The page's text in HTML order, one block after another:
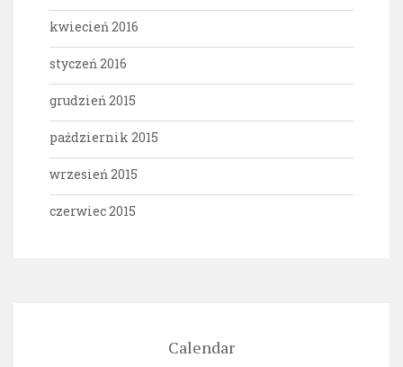
kwiecień 2016
styczeń 2016
grudzień 2015
październik 2015
wrzesień 2015
czerwiec 2015
Calendar